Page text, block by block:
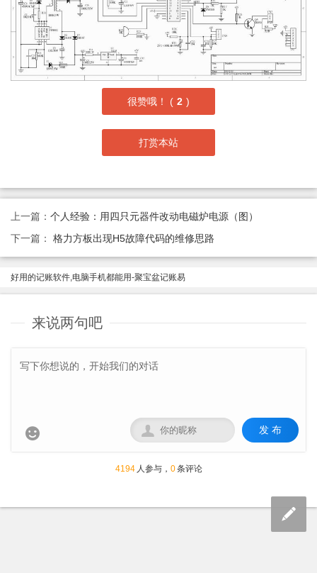
很赞哦！ ( 2 )
打赏本站
上一篇： 个人经验：用四只元器件改动电磁炉电源（图）
下一篇：
格力方板出现H5故障代码的维修思路
好用的记账软件,电脑手机都能用-聚宝盆记账易
来说两句吧
 发 布

4194 人参与， 0条评论
